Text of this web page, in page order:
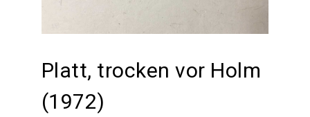
Platt, trocken vor Holm
(1972)